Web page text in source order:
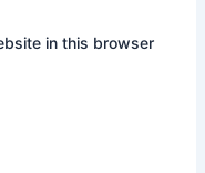
in this browser